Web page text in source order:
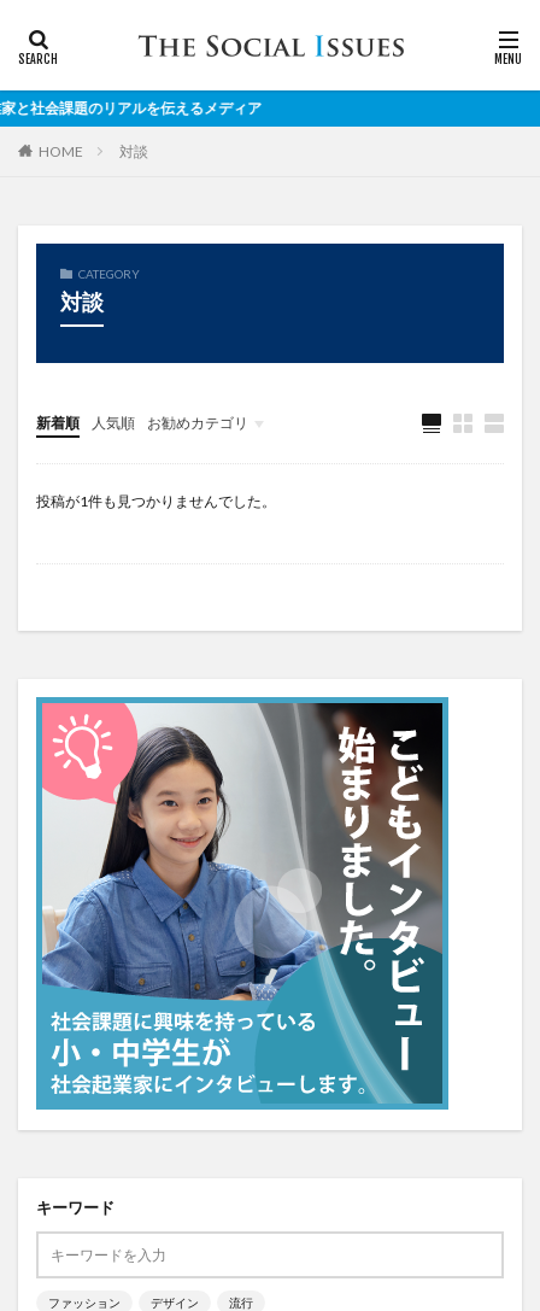
会課題のリアルを伝えるメディア
HOME 対談
CATEGORY
対談
新着順 人気順 お勧めカテゴリ
対談
投稿が1件も見つかりませんでした。
キーワード
ファッション デザイン 流行